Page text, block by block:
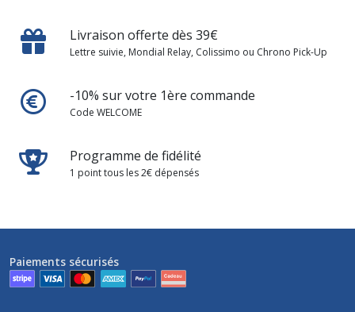
Livraison offerte dès 39€
Lettre suivie, Mondial Relay, Colissimo ou Chrono Pick-Up
-10% sur votre 1ère commande
Code WELCOME
Programme de fidélité
1 point tous les 2€ dépensés
Paiements sécurisés